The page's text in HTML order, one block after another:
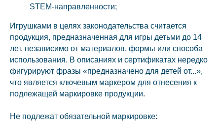
STEM-направленности;
Игрушками в целях законодательства считается
продукция, предназначенная для игры детьми до 14
лет, независимо от материалов, формы или способа
использования. В описаниях и сертификатах нередко
фигурируют фразы «предназначено для детей от...»,
что является ключевым маркером для отнесения к
подлежащей маркировке продукции.
Не подлежат обязательной маркировке: